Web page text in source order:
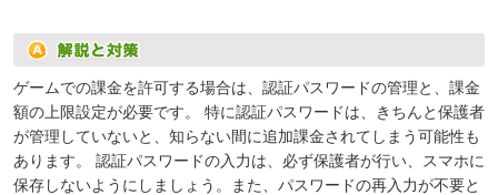
ゲームでの課金を許可する場合は、認証パスワードの管理と、課金
額の上限設定が必要です。 特に認証パスワードは、きちんと保護者
が管理していないと、知らない間に追加課金されてしまう可能性も
あります。 認証パスワードの入力は、必ず保護者が行い、スマホに
保存しないようにしましょう。また、パスワードの再入力が不要と